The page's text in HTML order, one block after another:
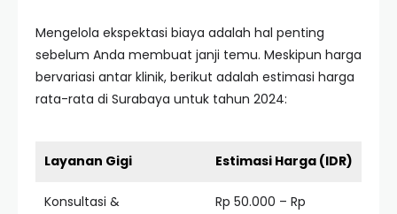
Mengelola ekspektasi biaya adalah hal penting
sebelum Anda membuat janji temu. Meskipun harga
bervariasi antar klinik, berikut adalah estimasi harga
rata-rata di Surabaya untuk tahun 2024:
Layanan Gigi Estimasi Harga (IDR)
Konsultasi & Rp 50.000 – Rp